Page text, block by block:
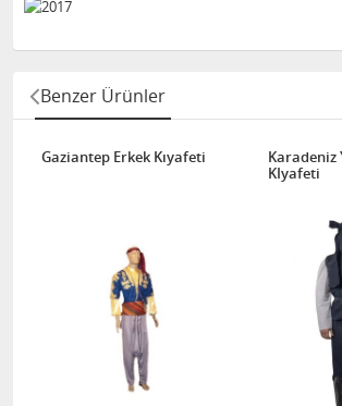
Benzer Ürünler
Gaziantep Erkek Kıyafeti
Karadeniz
KIyafeti